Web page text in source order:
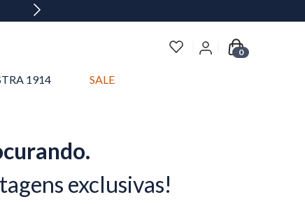
0
1914 SALE
exclusivas!